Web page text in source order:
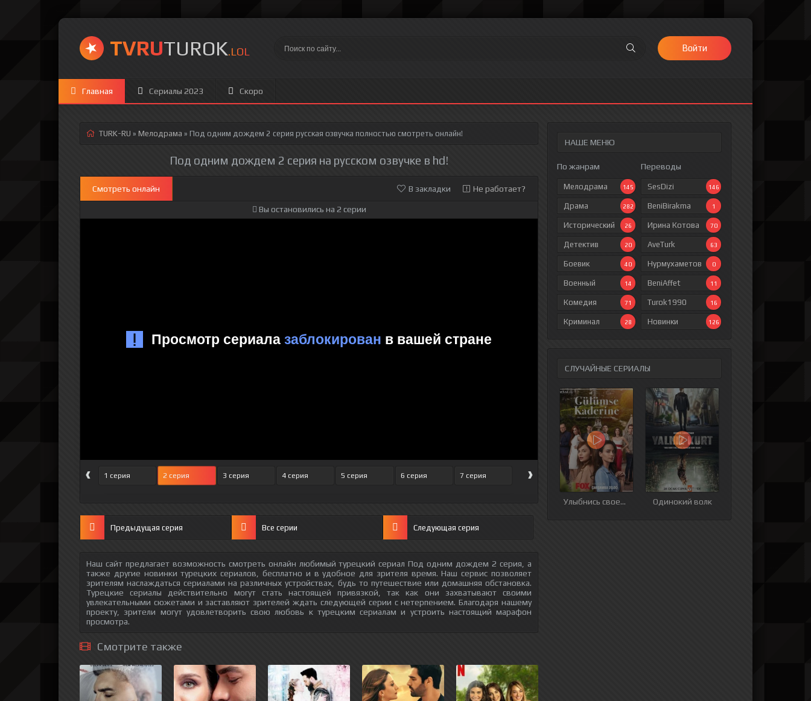
TVRUTUROK.LOL Войти
Главная Сериалы 2023 Скоро
НАШЕ МЕНЮ
По жанрам
Мелодрама 145
Драма 282
Исторический 26
Детектив 20
Боевик 40
Военный 14
Комедия 71
Криминал 28
Переводы
SesDizi 146
BeniBirakma 1
Ирина Котова 70
AveTurk 63
Нурмухаметов 0
BeniAffet 11
Turok1990 16
Новинки 126
СЛУЧАЙНЫЕ СЕРИАЛЫ
Улыбнись своей судьбе Одинокий волк
TURK-RU » Мелодрама » Под одним дождем 2 серия русская озвучка полностью смотреть онлайн!
Под одним дождем 2 серия на русском озвучке в hd!
Смотреть онлайн В закладки Не работает?
Вы остановились на 2 серии
‹ 1 серия 2 серия 3 серия 4 серия 5 серия 6 серия 7 серия ›
Предыдущая серия Все серии Следующая серия
Наш сайт предлагает возможность смотреть онлайн любимый турецкий сериал Под одним дождем 2 серия, а
также другие новинки турецких сериалов, бесплатно и в удобное для зрителя время. Наш сервис позволяет
зрителям наслаждаться сериалами на различных устройствах, будь то путешествие или домашняя обстановка.
Турецкие сериалы действительно могут стать настоящей привязкой, так как они захватывают своими
увлекательными сюжетами и заставляют зрителей ждать следующей серии с нетерпением. Благодаря нашему
проекту, зрители могут удовлетворить свою любовь к турецким сериалам и устроить настоящий марафон
просмотра.
Смотрите также